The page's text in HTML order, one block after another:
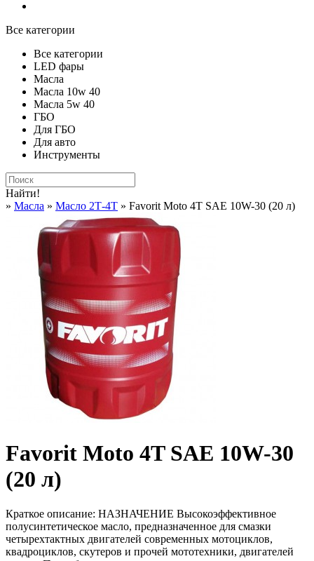
Все категории
Все категории
LED фары
Масла
Масла 10w 40
Масла 5w 40
ГБО
Для ГБО
Для авто
Инструменты
Найти!
» Масла » Масло 2Т-4Т » Favorit Moto 4T SAE 10W-30 (20 л)
Favorit Moto 4T SAE 10W-30
(20 л)
Краткое описание: НАЗНАЧЕНИЕ Высокоэффективное
полусинтетическое масло, предназначенное для смазки
четырехтактных двигателей современных мотоциклов,
квадроциклов, скутеров и прочей мототехники, двигателей